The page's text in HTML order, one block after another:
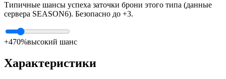
Типичные шансы успеха заточки брони этого типа (данные
сервера SEASON6). Безопасно до +3.
+470%высокий шанс
Характеристики